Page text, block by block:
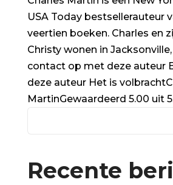
USA Today bestsellerauteur
veertien boeken. Charles en
Christy wonen in
contact op met deze auteur
deze auteur Het is
MartinGewaardeerd 5.00 uit
Recente